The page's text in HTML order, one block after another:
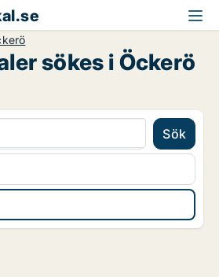
sökes i Öckerö
Sök